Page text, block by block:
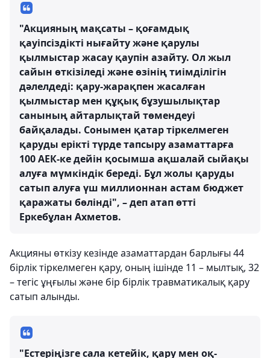
"Акцияның мақсаты – қоғамдық
қауіпсіздікті нығайту және қарулы
қылмыстар жасау қаупін азайту. Ол жыл
сайын өткізіледі және өзінің тиімділігін
дәлелдеді: қару-жарақпен жасалған
қылмыстар мен құқық бұзушылықтар
санының айтарлықтай төмендеуі
байқалады. Сонымен қатар тіркелмеген
қаруды ерікті түрде тапсыру азаматтарға
100 АЕК-ке дейін қосымша ақшалай сыйақы
алуға мүмкіндік береді. Бұл жолы қаруды
сатып алуға үш миллионнан астам бюджет
қаражаты бөлінді", – деп атап өтті
Еркебұлан Ахметов.
Акцияны өткізу кезінде азаматтардан барлығы 44
бірлік тіркелмеген қару, оның ішінде 11 – мылтық, 32
– тегіс ұңғылы және бір бірлік травматикалық қару
сатып алынды.
"Естеріңізге сала кетейік, қару мен оқ-